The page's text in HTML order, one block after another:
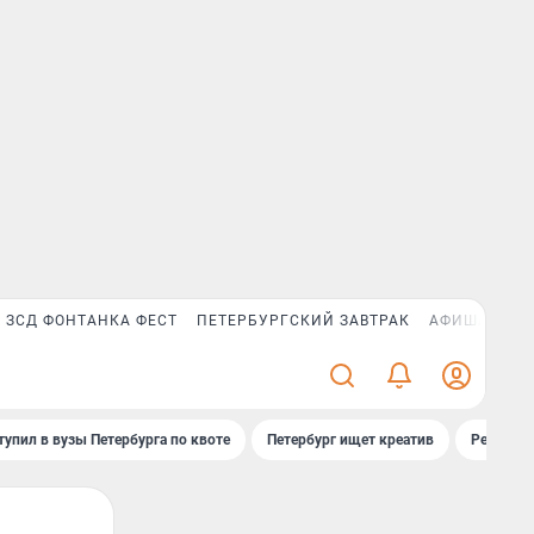
ЗСД ФОНТАНКА ФЕСТ ПЕТЕРБУРГСКИЙ ЗАВТРАК АФИША PLUS
в вузы Петербурга по квоте Петербург ищет креатив